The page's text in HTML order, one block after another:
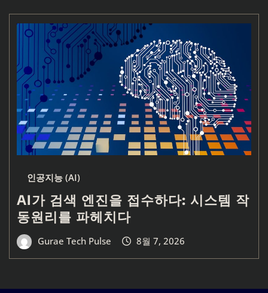
인공지능 (AI)
AI가 검색 엔진을 접수하다: 시스템 작
동원리를 파헤치다
Gurae Tech Pulse 8월 7, 2026